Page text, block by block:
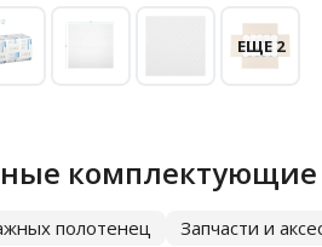
ЕЩЕ 2
комплектующие
полотенец Запчасти и